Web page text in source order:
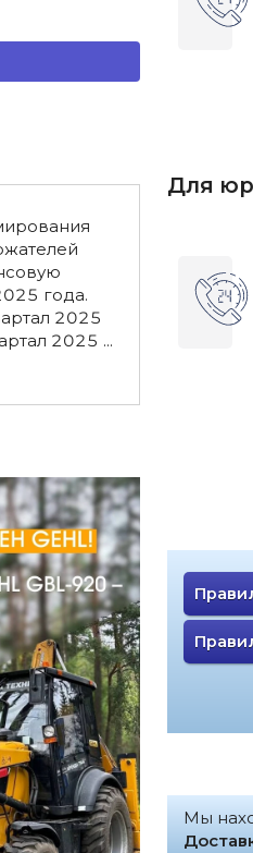
года.
2025
2025 ...
Для
Мы